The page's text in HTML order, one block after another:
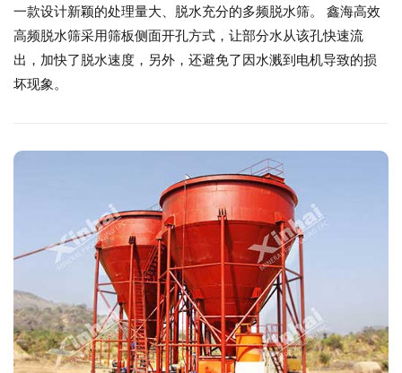
一款设计新颖的处理量大、脱水充分的多频脱水筛。 鑫海高效
高频脱水筛采用筛板侧面开孔方式，让部分水从该孔快速流
出，加快了脱水速度，另外，还避免了因水溅到电机导致的损
坏现象。